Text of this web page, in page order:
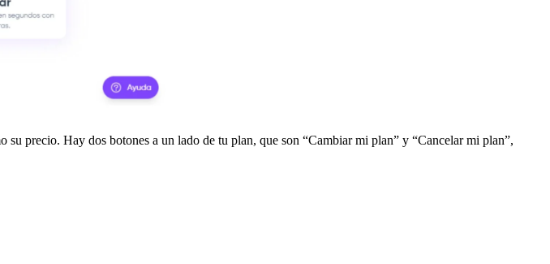
su precio. Hay dos botones a un lado de tu plan, que son “Cambiar mi plan” y “Cancelar mi plan”,